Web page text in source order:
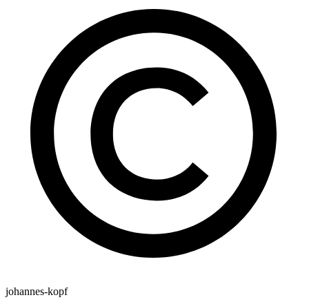
johannes-kopf